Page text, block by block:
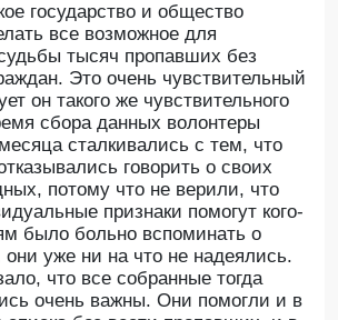
государство и общество
все возможное для
тысяч пропавших без
Это очень чувствительный
он такого же чувствительного
сбора данных волонтеры
сталкивались с тем, что
говорить о своих
потому что не верили, что
признаки помогут кого-
было больно вспоминать о
они уже ни на что не надеялись.
что все собранные тогда
очень важны. Они помогли и в